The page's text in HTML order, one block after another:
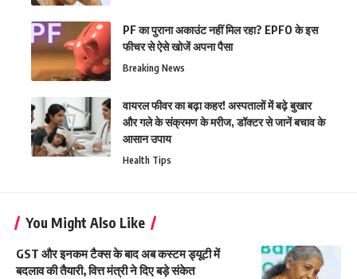
PF का पुराना अकाउंट नहीं मिल रहा? EPFO के इस
फीचर से ऐसे खोजें अपना पैसा
Breaking News
वायरल फीवर का बढ़ा कहर! अस्पतालों में बढ़े बुखार
और गले के संक्रमण के मरीज, डॉक्टर से जानें बचाव के
आसान उपाय
Health Tips
You Might Also Like
GST और इनकम टैक्स के बाद अब कस्टम ड्यूटी में
बदलाव की तैयारी, वित्त मंत्री ने दिए बड़े संकेत